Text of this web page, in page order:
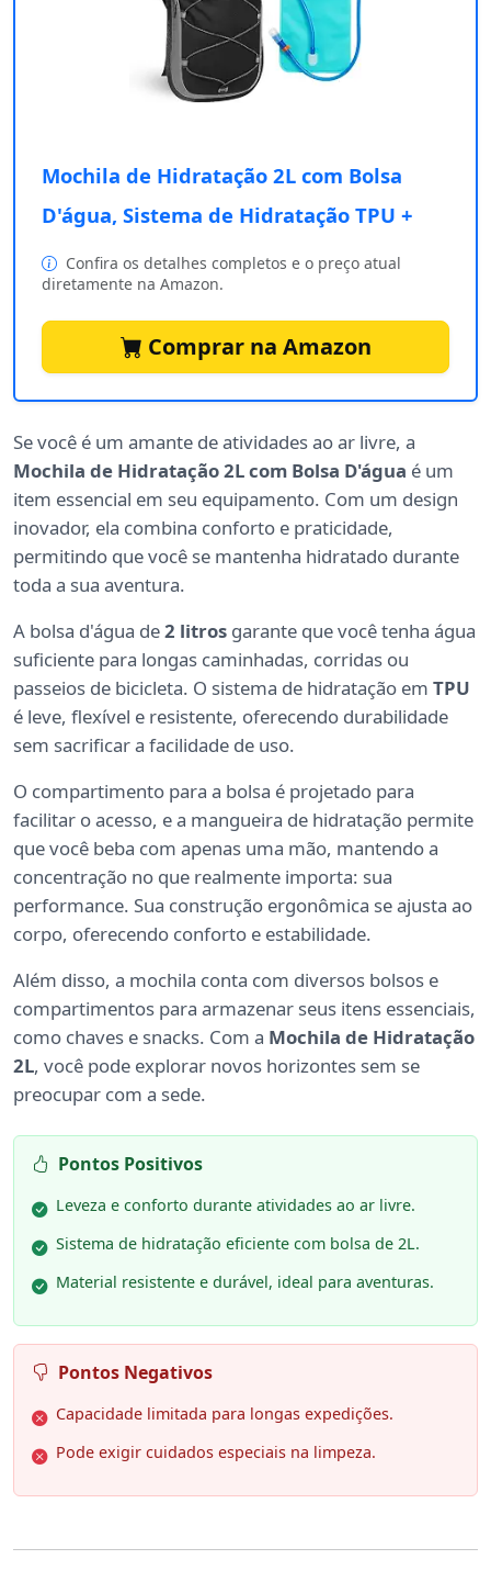
Mochila de Hidratação 2L com Bolsa
D'água, Sistema de Hidratação TPU +
Confira os detalhes completos e o preço atual
diretamente na Amazon.
Comprar na Amazon
Se você é um amante de atividades ao ar livre, a
Mochila de Hidratação 2L com Bolsa D'água é um
item essencial em seu equipamento. Com um design
inovador, ela combina conforto e praticidade,
permitindo que você se mantenha hidratado durante
toda a sua aventura.
A bolsa d'água de2 litros garante que você tenha água
suficiente para longas caminhadas, corridas ou
passeios de bicicleta. O sistema de hidratação em TPU
é leve, flexível e resistente, oferecendo durabilidade
sem sacrificar a facilidade de uso.
O compartimento para a bolsa é projetado para
facilitar o acesso, e a mangueira de hidratação permite
que você beba com apenas uma mão, mantendo a
concentração no que realmente importa: sua
performance. Sua construção ergonômica se ajusta ao
corpo, oferecendo conforto e estabilidade.
Além disso, a mochila conta com diversos bolsos e
compartimentos para armazenar seus itens essenciais,
como chaves e snacks. Com a Mochila de Hidratação
2L, você pode explorar novos horizontes sem se
preocupar com a sede.
Pontos Positivos
Leveza e conforto durante atividades ao ar livre.
Sistema de hidratação eficiente com bolsa de 2L.
Material resistente e durável, ideal para aventuras.
Pontos Negativos
Capacidade limitada para longas expedições.
Pode exigir cuidados especiais na limpeza.